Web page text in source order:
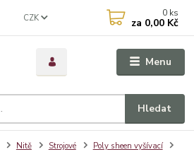
Menu
CZK
Hledat
0 ks
za 0,00 Kč
Nitě Strojové
Poly sheen vyšívací